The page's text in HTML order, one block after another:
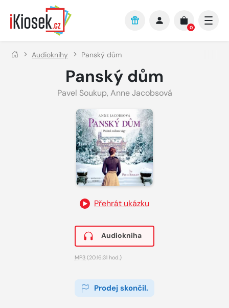
Přejít na hlavní obsah
0
Audioknihy Panský dům
Panský dům
Pavel Soukup, Anne Jacobsová
Přehrát ukázku
Audiokniha
MP3 (20:16:31 hod.)
Prodej skončil.